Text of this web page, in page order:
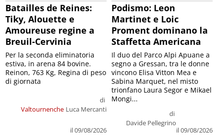
Batailles de Reines:
Tiky, Alouette e
Amoureuse regine a
Breuil-Cervinia
Valtournenche
di
Luca Mercanti
il 09/08/2026
Per la seconda eliminatoria
estiva, in arena 84 bovine.
Reinon, 763 Kg, Regina di peso
di giornata
Podismo: Leon
Martinet e Loic
Proment dominano la
Staffetta Americana
di
Davide Pellegrino
il 09/08/2026
Il duo del Parco Alpi Apuane a
segno a Gressan, tra le donne
vincono Elisa Vitton Mea e
Sabina Marquet, nel misto
trionfano Laura Segor e Mikael
Mongi...